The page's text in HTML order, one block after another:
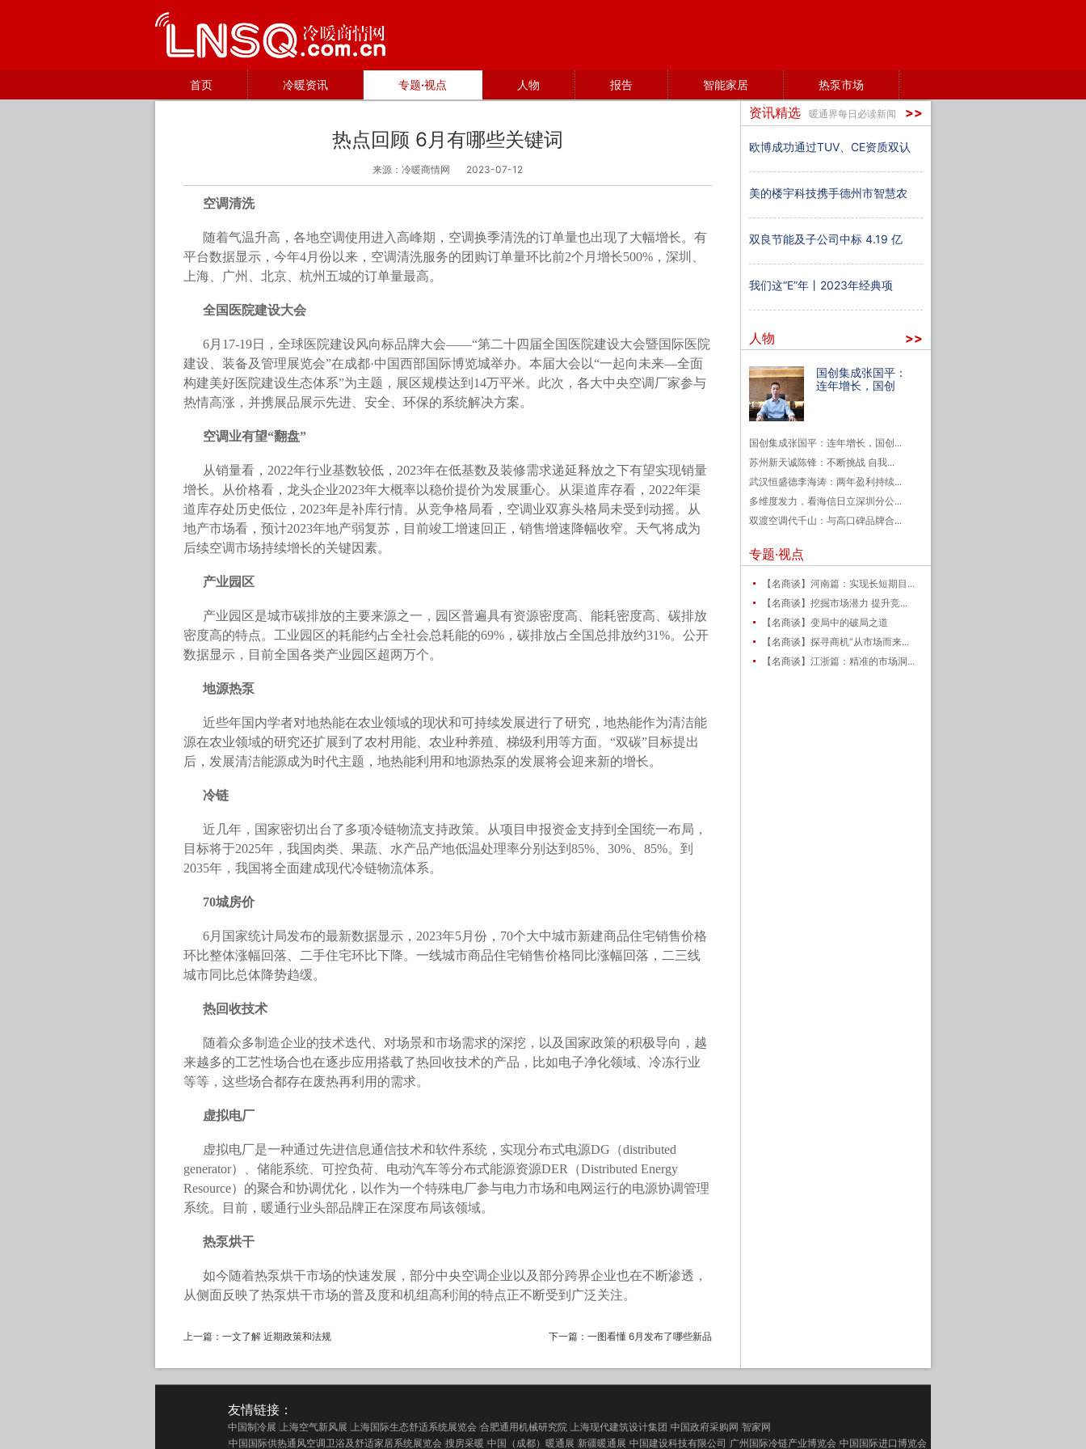
首页 冷暖资讯 专题·视点 人物 报告 智能家居 热泵市场
热点回顾 6月有哪些关键词
来源：冷暖商情网 2023-07-12
空调清洗
随着气温升高，各地空调使用进入高峰期，空调换季清洗的订单量也出现了大幅增长。有
平台数据显示，今年4月份以来，空调清洗服务的团购订单量环比前2个月增长500%，深圳、
上海、广州、北京、杭州五城的订单量最高。
全国医院建设大会
6月17-19日，全球医院建设风向标品牌大会——“第二十四届全国医院建设大会暨国际医院
建设、装备及管理展览会”在成都·中国西部国际博览城举办。本届大会以“一起向未来—全面
构建美好医院建设生态体系”为主题，展区规模达到14万平米。此次，各大中央空调厂家参与
热情高涨，并携展品展示先进、安全、环保的系统解决方案。
空调业有望“翻盘”
从销量看，2022年行业基数较低，2023年在低基数及装修需求递延释放之下有望实现销量
增长。从价格看，龙头企业2023年大概率以稳价提价为发展重心。从渠道库存看，2022年渠
道库存处历史低位，2023年是补库行情。从竞争格局看，空调业双寡头格局未受到动摇。从
地产市场看，预计2023年地产弱复苏，目前竣工增速回正，销售增速降幅收窄。天气将成为
后续空调市场持续增长的关键因素。
产业园区
产业园区是城市碳排放的主要来源之一，园区普遍具有资源密度高、能耗密度高、碳排放
密度高的特点。工业园区的耗能约占全社会总耗能的69%，碳排放占全国总排放约31%。公开
数据显示，目前全国各类产业园区超两万个。
地源热泵
近些年国内学者对地热能在农业领域的现状和可持续发展进行了研究，地热能作为清洁能
源在农业领域的研究还扩展到了农村用能、农业种养殖、梯级利用等方面。“双碳”目标提出
后，发展清洁能源成为时代主题，地热能利用和地源热泵的发展将会迎来新的增长。
冷链
近几年，国家密切出台了多项冷链物流支持政策。从项目申报资金支持到全国统一布局，
目标将于2025年，我国肉类、果蔬、水产品产地低温处理率分别达到85%、30%、85%。到
2035年，我国将全面建成现代冷链物流体系。
70城房价
6月国家统计局发布的最新数据显示，2023年5月份，70个大中城市新建商品住宅销售价格
环比整体涨幅回落、二手住宅环比下降。一线城市商品住宅销售价格同比涨幅回落，二三线
城市同比总体降势趋缓。
热回收技术
随着众多制造企业的技术迭代、对场景和市场需求的深挖，以及国家政策的积极导向，越
来越多的工艺性场合也在逐步应用搭载了热回收技术的产品，比如电子净化领域、冷冻行业
等等，这些场合都存在废热再利用的需求。
虚拟电厂
虚拟电厂是一种通过先进信息通信技术和软件系统，实现分布式电源DG（distributed
generator）、储能系统、可控负荷、电动汽车等分布式能源资源DER（Distributed Energy
Resource）的聚合和协调优化，以作为一个特殊电厂参与电力市场和电网运行的电源协调管理
系统。目前，暖通行业头部品牌正在深度布局该领域。
热泵烘干
如今随着热泵烘干市场的快速发展，部分中央空调企业以及部分跨界企业也在不断渗透，
从侧面反映了热泵烘干市场的普及度和机组高利润的特点正不断受到广泛关注。
上一篇： 一文了解 近期政策和法规 下一篇： 一图看懂 6月发布了哪些新品
资讯精选 暖通界每日必读新闻 >>
欧博成功通过TUV、CE资质双认
美的楼宇科技携手德州市智慧农
双良节能及子公司中标 4.19 亿
我们这“E”年丨2023年经典项
人物 >>
国创集成张国平：
连年增长，国创
国创集成张国平：连年增长，国创...
苏州新天诚陈锋：不断挑战 自我...
武汉恒盛德李海涛：两年盈利持续...
多维度发力，看海信日立深圳分公...
双渡空调代千山：与高口碑品牌合...
专题·视点
【名商谈】河南篇：实现长短期目...
【名商谈】挖掘市场潜力 提升竞...
【名商谈】变局中的破局之道
【名商谈】探寻商机“从市场而来...
【名商谈】江浙篇：精准的市场洞...
友情链接：
中国制冷展 上海空气新风展 上海国际生态舒适系统展览会 合肥通用机械研究院 上海现代建筑设计集团 中国政府采购网 智家网
中国国际供热通风空调卫浴及舒适家居系统展览会 搜房采暖 中国（成都）暖通展 新疆暖通展 中国建设科技有限公司 广州国际冷链产业博览会 中国国际进口博览会